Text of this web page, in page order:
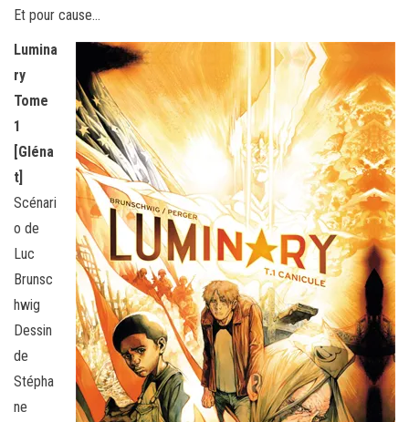
Et pour cause…
Lumina
ry
Tome
1
[Gléna
t]
Scénari
o de
Luc
Brunsc
hwig
Dessin
de
Stépha
ne